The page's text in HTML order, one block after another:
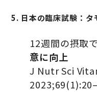
5. 日本の臨床試験：タ
12週間の摂取で
意に向上
J Nutr Sci